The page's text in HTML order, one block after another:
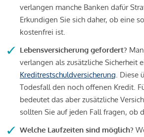
verlangen manche Banken dafür
Erkundigen Sie sich daher, ob eine
kostenfrei ist.
Lebensversicherung gefordert?
verlangen als zusätzliche Sicherheit
Kreditrestschuldversicherung. Diese
Todesfall den noch offenen Kredit.
bedeutet das aber zusätzliche
sollten Sie auf jeden Fall fragen, ob
Welche Laufzeiten sind möglich?